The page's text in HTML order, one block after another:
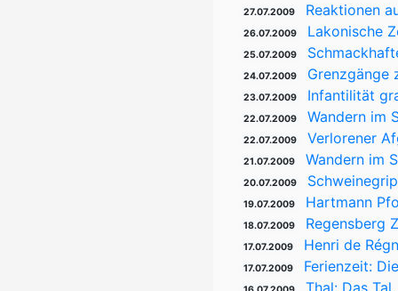
27.07.2009 Reaktionen
26.07.2009 Lakonische
25.07.2009
24.07.2009 Grenzgänge
23.07.2009 Infantilität
22.07.2009 Wandern im
22.07.2009 Verlorener
21.07.2009 Wandern im
20.07.2009
19.07.2009 Hartmann
18.07.2009 Regensberg
17.07.2009 Henri de
17.07.2009 Ferienzeit:
Thal: Das